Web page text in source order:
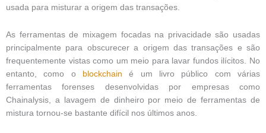
usada para misturar a origem das transações.
As ferramentas de mixagem focadas na privacidade são usadas
principalmente para obscurecer a origem das transações e são
frequentemente vistas como um meio para lavar fundos ilícitos. No
entanto, como o
blockchain é um livro público com várias
ferramentas forenses desenvolvidas por empresas como
Chainalysis, a lavagem de dinheiro por meio de ferramentas de
mistura tornou-se bastante difícil nos últimos anos.